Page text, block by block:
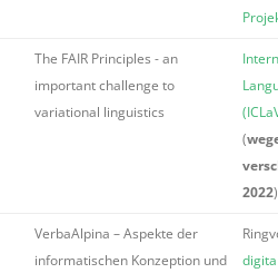
The FAIR Principles - an
important challenge to
variational linguistics
(
2022)
VerbaAlpina – Aspekte der
informatischen Konzeption und